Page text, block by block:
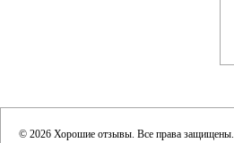
© 2026 Хорошие отзывы. Все права защищены.